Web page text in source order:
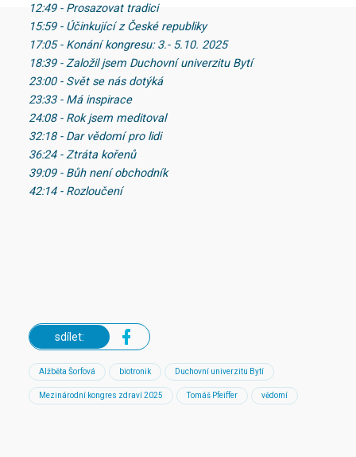
12:49 - Prosazovat tradici
15:59 - Účinkující z České republiky
17:05 - Konání kongresu: 3.- 5.10. 2025
18:39 - Založil jsem Duchovní univerzitu Bytí
23:00 - Svět se nás dotýká
23:33 - Má inspirace
24:08 - Rok jsem meditoval
32:18 - Dar vědomí pro lidi
36:24 - Ztráta kořenů
39:09 - Bůh není obchodník
42:14 - Rozloučení
sdílet:
Alžběta Šorfová biotronik Duchovní univerzitu Bytí
Mezinárodní kongres zdraví 2025 Tomáš Pfeiffer vědomí